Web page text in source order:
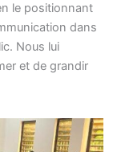
le positionnant
dans
Nous lui
et de grandir